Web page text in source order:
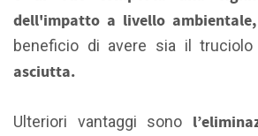
dell'impatto a livello ambientale,
beneficio di avere sia il
asciutta.
Ulteriori vantaggi sono